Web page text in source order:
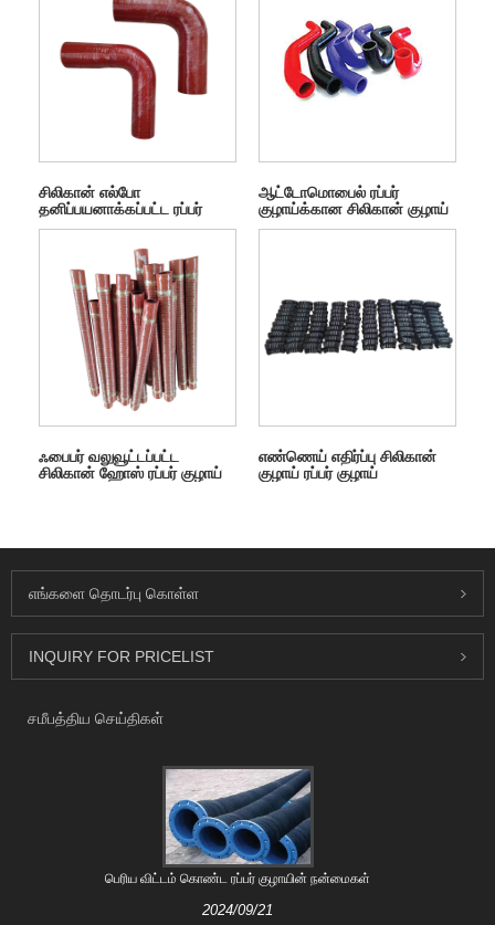
சிலிகான் எல்போ
தனிப்பயனாக்கப்பட்ட ரப்பர்
குழாய்
ஆட்டோமொபைல் ரப்பர்
குழாய்க்கான சிலிகான் குழாய்
ஃபைபர் வலுவூட்டப்பட்ட
சிலிகான் ஹோஸ் ரப்பர் குழாய்
எண்ணெய் எதிர்ப்பு சிலிகான்
குழாய் ரப்பர் குழாய்
எங்களை தொடர்பு கொள்ள
INQUIRY FOR PRICELIST
சமீபத்திய செய்திகள்
பெரிய விட்டம் கொண்ட ரப்பர் குழாயின் நன்மைகள்
2024/09/21